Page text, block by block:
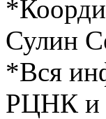
Сулин
*Вся
РЦНК и